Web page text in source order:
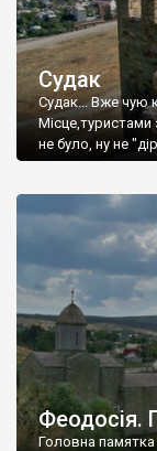
Судак
Судак... Вже чую
не було, ну не
Феодосія.
Головна памятка